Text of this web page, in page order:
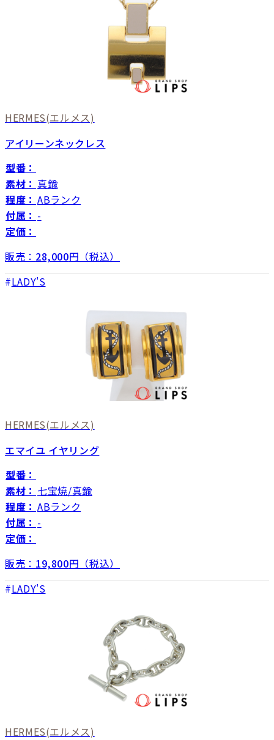
HERMES(エルメス)
アイリーンネックレス
型番：
素材： 真鍮
程度： ABランク
付属： -
定価：
販売： 28,000円（税込）
LADY'S
HERMES(エルメス)
エマイユ イヤリング
型番：
素材： 七宝焼/真鍮
程度： ABランク
付属： -
定価：
販売： 19,800円（税込）
LADY'S
HERMES(エルメス)